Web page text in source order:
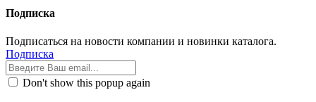
Подписка
Подписаться на новости компании и новинки каталога.
Подписка
Don't show this popup again